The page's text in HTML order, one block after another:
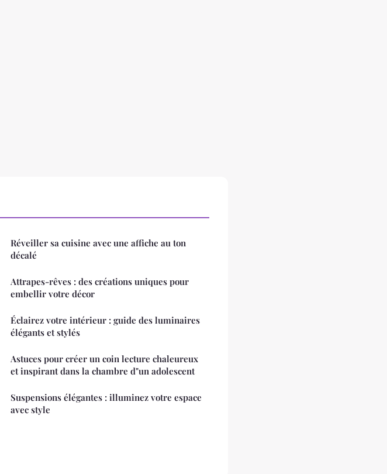
Réveiller sa cuisine avec une affiche au ton
décalé
Attrapes-rêves : des créations uniques pour
embellir votre décor
Éclairez votre intérieur : guide des luminaires
élégants et stylés
Astuces pour créer un coin lecture chaleureux
et inspirant dans la chambre d"un adolescent
Suspensions élégantes : illuminez votre espace
avec style